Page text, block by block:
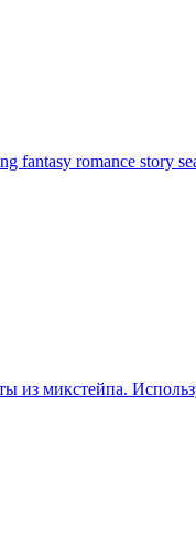
fantasy romance story
микстейпа.